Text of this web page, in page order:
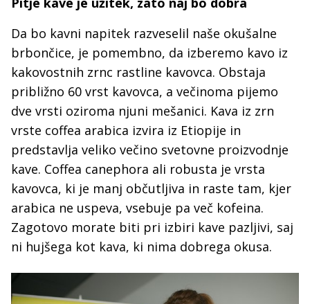
Da bo kavni napitek razveselil naše okušalne
brbončice, je pomembno, da izberemo kavo iz
kakovostnih zrnc rastline kavovca. Obstaja
približno 60 vrst kavovca, a večinoma pijemo
dve vrsti oziroma njuni mešanici. Kava iz zrn
vrste coffea arabica izvira iz Etiopije in
predstavlja veliko večino svetovne proizvodnje
kave. Coffea canephora ali robusta je vrsta
kavovca, ki je manj občutljiva in raste tam, kjer
arabica ne uspeva, vsebuje pa več kofeina.
Zagotovo morate biti pri izbiri kave pazljivi, saj
ni hujšega kot kava, ki nima dobrega okusa.